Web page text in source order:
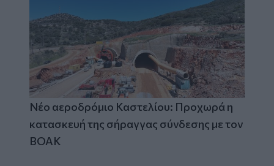
Νέο αεροδρόμιο Καστελίου: Προχωρά η
κατασκευή της σήραγγας σύνδεσης με τον
ΒΟΑΚ